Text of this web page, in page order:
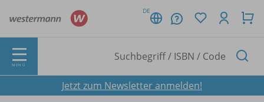
DE
MENÜ
Jetzt zum Newsletter anmelden!